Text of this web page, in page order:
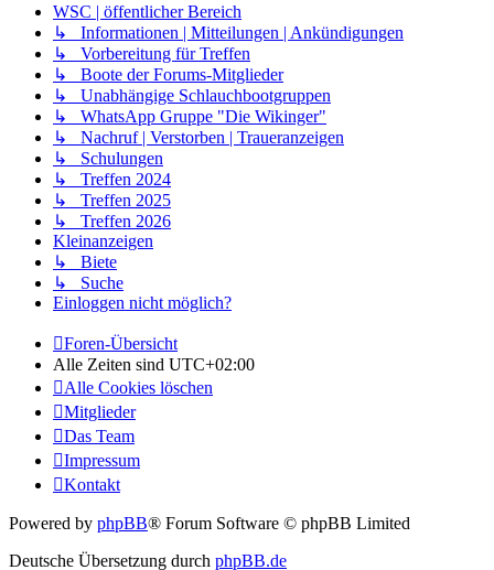
WSC | öffentlicher Bereich
↳ Informationen | Mitteilungen | Ankündigungen
↳ Vorbereitung für Treffen
↳ Boote der Forums-Mitglieder
↳ Unabhängige Schlauchbootgruppen
↳ WhatsApp Gruppe "Die Wikinger"
↳ Nachruf | Verstorben | Traueranzeigen
↳ Schulungen
↳ Treffen 2024
↳ Treffen 2025
↳ Treffen 2026
Kleinanzeigen
↳ Biete
↳ Suche
Einloggen nicht möglich?
Foren-Übersicht
Alle Zeiten sind UTC+02:00
Alle Cookies löschen
Mitglieder
Das Team
Impressum
Kontakt
Powered by phpBB® Forum Software © phpBB Limited
Deutsche Übersetzung durch phpBB.de